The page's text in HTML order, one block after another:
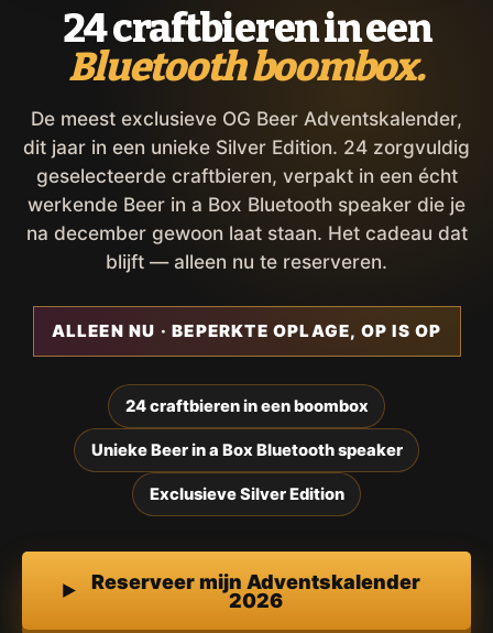
24 craftbieren in een
Bluetooth boombox.
De meest exclusieve OG Beer Adventskalender,
dit jaar in een unieke Silver Edition. 24 zorgvuldig
geselecteerde craftbieren, verpakt in een écht
werkende Beer in a Box Bluetooth speaker die je
na december gewoon laat staan. Het cadeau dat
blijft — alleen nu te reserveren.
ALLEEN NU · BEPERKTE OPLAGE, OP IS OP
24 craftbieren in een boombox
Unieke Beer in a Box Bluetooth speaker
Exclusieve Silver Edition
Reserveer mijn Adventskalender
2026